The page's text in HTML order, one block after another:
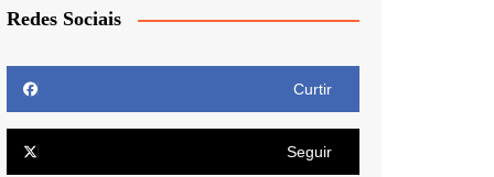
Redes Sociais
Curtir
Seguir